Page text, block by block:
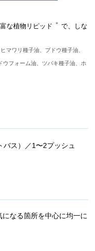
な植物リピッド ＊ で、しな
マワリ種子油、ブドウ種子油、
ウフォーム油、ツバキ種子油、ホ
ス）／1〜2プッシュ
なる箇所を中心に均一に